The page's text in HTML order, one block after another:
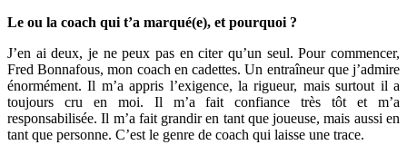
Le ou la coach qui t’a marqué(e), et pourquoi ?
J’en ai deux, je ne peux pas en citer qu’un seul. Pour commencer,
Fred Bonnafous, mon coach en cadettes. Un entraîneur que j’admire
énormément. Il m’a appris l’exigence, la rigueur, mais surtout il a
toujours cru en moi. Il m’a fait confiance très tôt et m’a
responsabilisée. Il m’a fait grandir en tant que joueuse, mais aussi en
tant que personne. C’est le genre de coach qui laisse une trace.